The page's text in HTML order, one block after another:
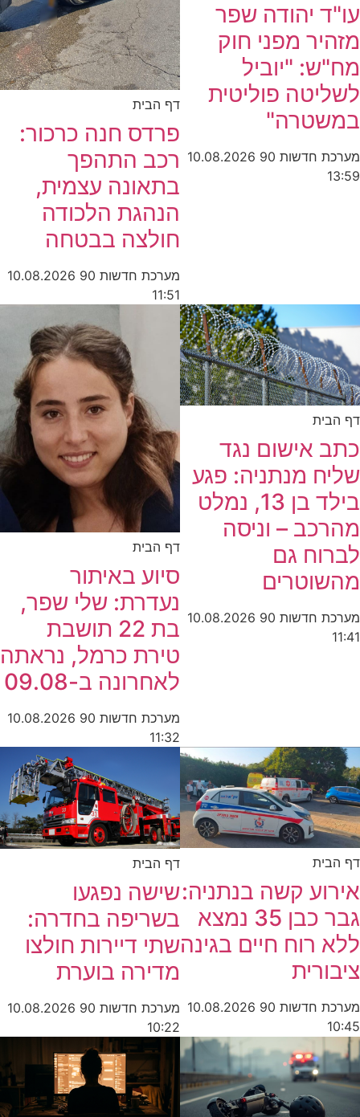
עו"ד יהודה שפר
מזהיר מפני חוק
מח"ש: "יוביל
לשליטה פוליטית
במשטרה"
מערכת חדשות 90
10.08.2026
13:59
דף הבית
פרדס חנה כרכור:
רכב התהפך
בתאונה עצמית,
הנהגת הלכודה
חולצה בבטחה
מערכת חדשות 90
10.08.2026
11:51
דף הבית
כתב אישום נגד
שליח מנתניה: פגע
בילד בן 13, נמלט
מהרכב – וניסה
לברוח גם
מהשוטרים
מערכת חדשות 90
10.08.2026
11:41
דף הבית
סיוע באיתור
נעדרת: שלי שפר,
בת 22 תושבת
טירת כרמל, נראתה
לאחרונה ב-09.08
מערכת חדשות 90
10.08.2026
11:32
דף הבית
אירוע קשה בנתניה:
גבר כבן 35 נמצא
ללא רוח חיים בגינה
ציבורית
מערכת חדשות 90
10.08.2026
10:45
דף הבית
שישה נפגעו
בשריפה בחדרה:
שתי דיירות חולצו
מדירה בוערת
מערכת חדשות 90
10.08.2026
10:22